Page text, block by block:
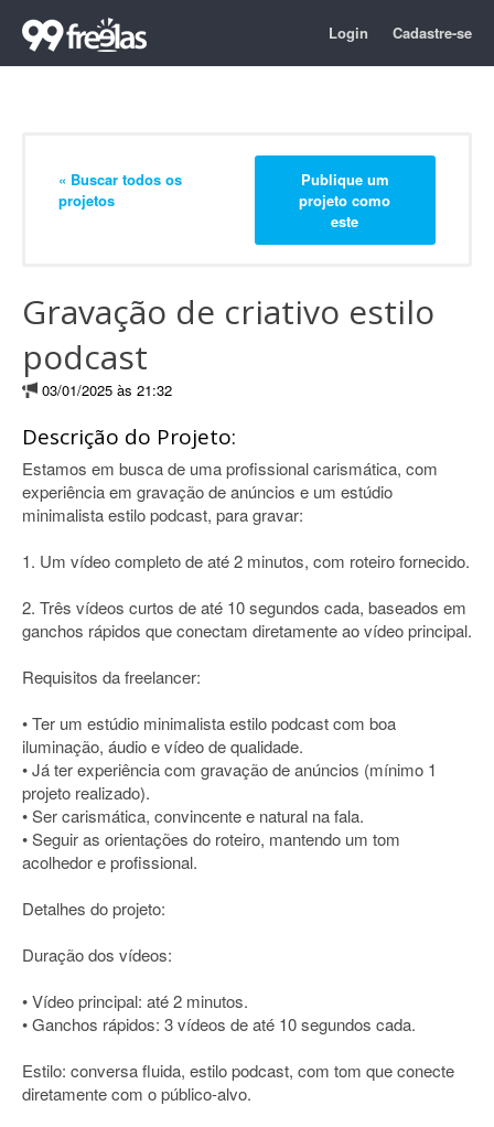
Login Cadastre-se
« Buscar todos os
projetos
Publique um
projeto como
este
Gravação de criativo estilo
podcast
03/01/2025 às 21:32
Descrição do Projeto:
Estamos em busca de uma profissional carismática, com
experiência em gravação de anúncios e um estúdio
minimalista estilo podcast, para gravar:
1. Um vídeo completo de até 2 minutos, com roteiro fornecido.
2. Três vídeos curtos de até 10 segundos cada, baseados em
ganchos rápidos que conectam diretamente ao vídeo principal.
Requisitos da freelancer:
• Ter um estúdio minimalista estilo podcast com boa
iluminação, áudio e vídeo de qualidade.
• Já ter experiência com gravação de anúncios (mínimo 1
projeto realizado).
• Ser carismática, convincente e natural na fala.
• Seguir as orientações do roteiro, mantendo um tom
acolhedor e profissional.
Detalhes do projeto:
Duração dos vídeos:
• Vídeo principal: até 2 minutos.
• Ganchos rápidos: 3 vídeos de até 10 segundos cada.
Estilo: conversa fluida, estilo podcast, com tom que conecte
diretamente com o público-alvo.